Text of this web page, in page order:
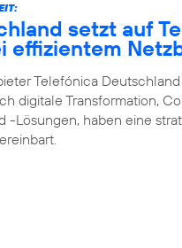
setzt auf
effizientem
Telefónica
digitale Transformation,
-Lösungen, haben eine